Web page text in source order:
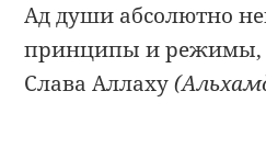
Ад души абсолютно
принципы и
Слава Аллаху